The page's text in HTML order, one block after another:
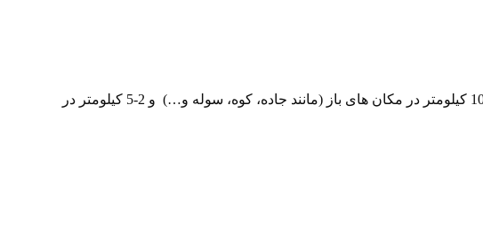
قدرت خروجی دستکاه بیسیم 3207 New Plus کنوود: بیسیم رادیو آماتوری است و 3 وات قدرت دارد و برد آنتن دهی آن 5-10 کیلومتر در مکان های باز (مانند جاده، کوه، سوله و…) و 2-5 کیلومتر در